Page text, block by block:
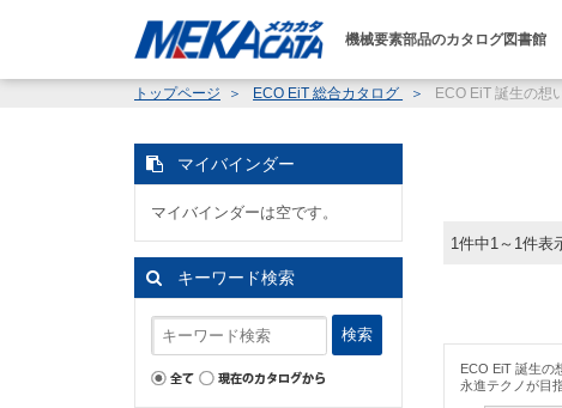
機械要素部品のカタログ図書館
トップページ ECO EiT 総合カタログ ECO EiT 誕生の想
1件中1～1件表
ECO EiT 誕生の
永進テクノが目
マイバインダー
マイバインダーは空です。
キーワード検索
検索